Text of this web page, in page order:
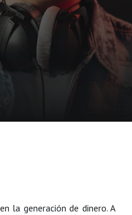
la generación de dinero. A